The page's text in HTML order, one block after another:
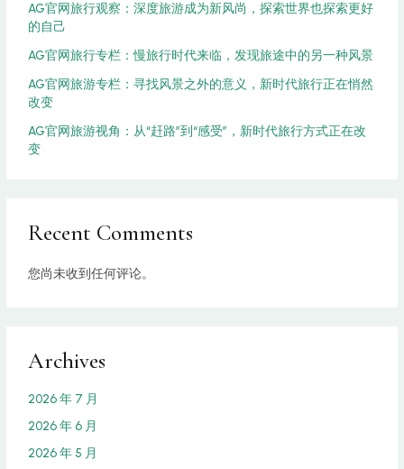
AG官网旅行观察：深度旅游成为新风尚，探索世界也探索更好
的自己
AG官网旅行专栏：慢旅行时代来临，发现旅途中的另一种风景
AG官网旅游专栏：寻找风景之外的意义，新时代旅行正在悄然
改变
AG官网旅游视角：从“赶路”到“感受”，新时代旅行方式正在改
变
Recent Comments
您尚未收到任何评论。
Archives
2026 年 7 月
2026 年 6 月
2026 年 5 月